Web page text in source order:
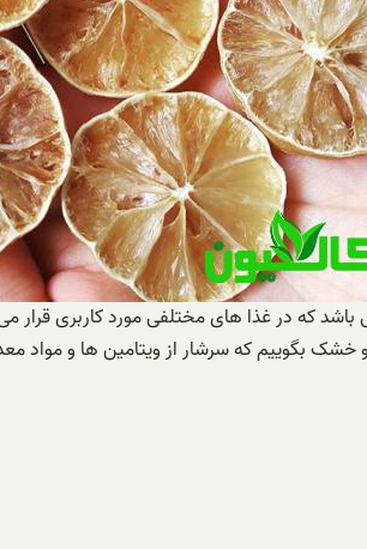
باشد که در غذا های مختلفی مورد کاربری قرار
خشک بگوییم که سرشار از ویتامین ها و مواد